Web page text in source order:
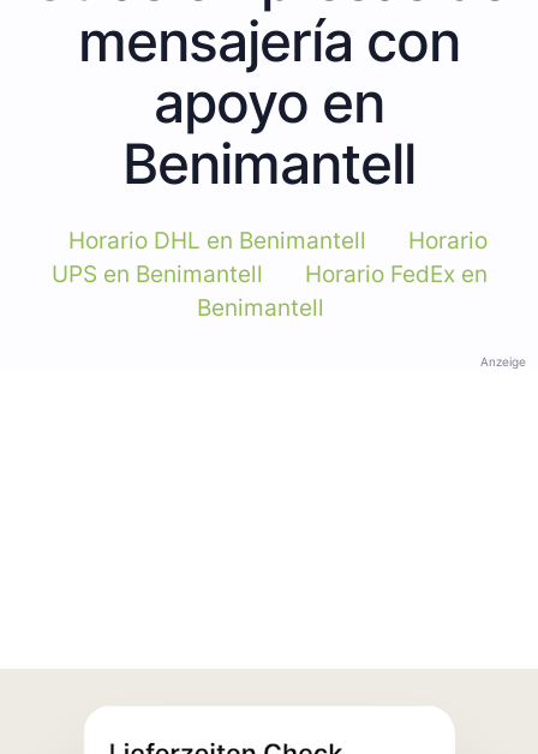
mensajería con
apoyo en
Benimantell
Horario DHL en Benimantell
Horario
UPS en Benimantell
Horario FedEx en
Benimantell
Anzeige